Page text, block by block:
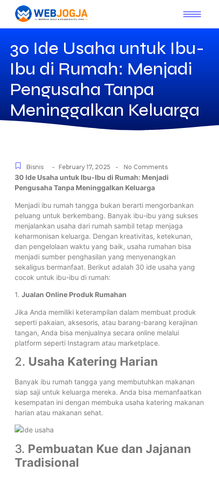
30 Ide Usaha untuk Ibu-
Ibu di Rumah: Menjadi
Pengusaha Tanpa
Meninggalkan Keluarga
Bisnis - February 17, 2025 - No Comments
30 Ide Usaha untuk Ibu-Ibu di Rumah: Menjadi
Pengusaha Tanpa Meninggalkan Keluarga
Menjadi ibu rumah tangga bukan berarti mengorbankan
peluang untuk berkembang. Banyak ibu-ibu yang sukses
menjalankan usaha dari rumah sambil tetap menjaga
keharmonisan keluarga. Dengan kreativitas, ketekunan,
dan pengelolaan waktu yang baik, usaha rumahan bisa
menjadi sumber penghasilan yang menyenangkan
sekaligus bermanfaat. Berikut adalah 30 ide usaha yang
cocok untuk ibu-ibu di rumah:
1. Jualan Online Produk Rumahan
Jika Anda memiliki keterampilan dalam membuat produk
seperti pakaian, aksesoris, atau barang-barang kerajinan
tangan, Anda bisa menjualnya secara online melalui
platform seperti Instagram atau marketplace.
2. Usaha Katering Harian
Banyak ibu rumah tangga yang membutuhkan makanan
siap saji untuk keluarga mereka. Anda bisa memanfaatkan
kesempatan ini dengan membuka usaha katering makanan
harian atau makanan sehat.
3. Pembuatan Kue dan Jajanan
Tradisional